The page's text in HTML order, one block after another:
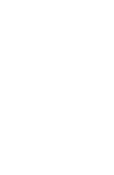
east-
east-